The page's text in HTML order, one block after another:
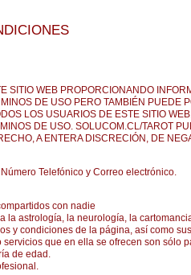
WEB PROPORCIONANDO
DE USO PERO TAMBIÉN PUEDE
LOS USUARIOS DE ESTE SITIO
DE USO. SOLUCOM.CL/TAROT
A ENTERA DISCRECIÓN, DE
Telefónico y Correo electrónico.
con nadie
astrología, la neurología, la
y condiciones de la página, así como
que en ella se ofrecen son sólo
de edad.